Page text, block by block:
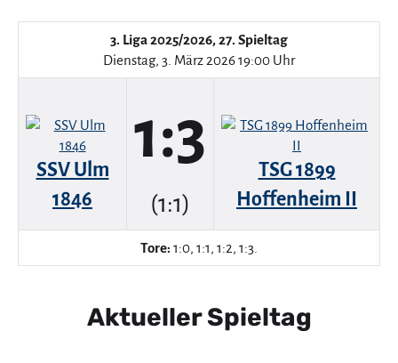
3. Liga 2025/2026, 27. Spieltag
Dienstag, 3. März 2026 19:00 Uhr
SSV Ulm
1846
1:3
(1:1)
TSG 1899
Hoffenheim II
Tore: 1:0, 1:1, 1:2, 1:3.
Aktueller Spieltag